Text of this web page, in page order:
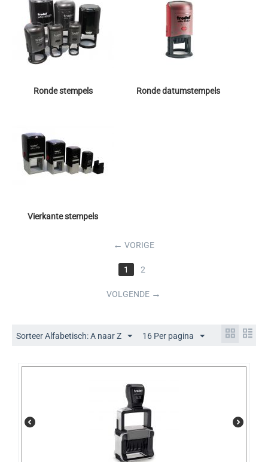
Ronde stempels Ronde datumstempels
Vierkante stempels
← VORIGE
1 2
VOLGENDE →
Sorteer Alfabetisch: A naar Z 16 Per pagina